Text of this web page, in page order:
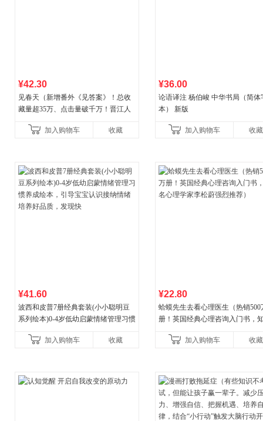
¥42.30
见春天（新增番外《见答案》！总收
藏量超35万、点击量破千万！晋江人
加入购物车
收藏
¥36.00
论语译注 杨伯峻 中华书局（简体
本） 新版
加入购物车 收藏
¥41.60
波西和皮普7册经典套装(小小聪明豆
系列绘本)0-4岁低幼启蒙情绪管理习惯
养好品质，发现快
加入购物车 收藏
¥22.80
蛤蟆先生去看心理医生（热销500
册！英国经典心理咨询入门书，
加入购物车
收藏